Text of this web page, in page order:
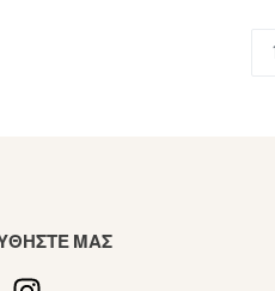
ΜΑΣ